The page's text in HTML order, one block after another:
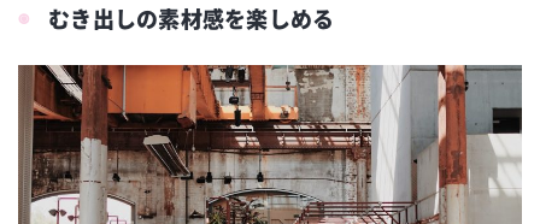
むき出しの素材感を楽しめる